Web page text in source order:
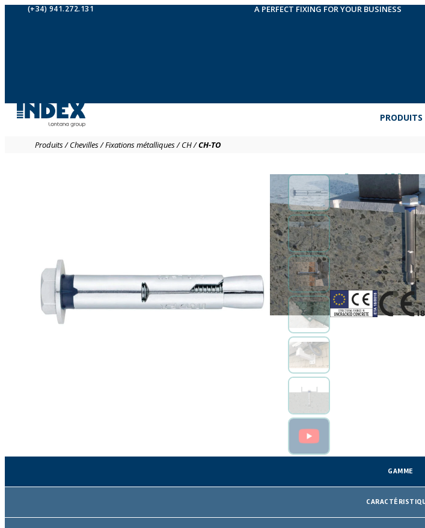
(+34) 941.272.131 A PERFECT FIXING FOR YOUR BUSINESS
PRODUITS
Produits/Chevilles/Fixations métalliques/CH/CH-TO
Cheville
tête
Cheville métallique
dans des matériaux
Amplifier les
GAMME